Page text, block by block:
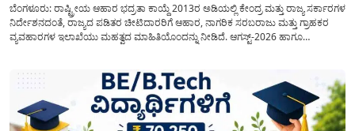
ಬೆಂಗಳೂರು: ರಾಷ್ಟ್ರೀಯ ಆಹಾರ ಭದ್ರತಾ ಕಾಯ್ದೆ 2013ರ ಅಡಿಯಲ್ಲಿ ಕೇಂದ್ರ ಮತ್ತು ರಾಜ್ಯ ಸರ್ಕಾರಗಳ
ನಿರ್ದೇಶನದಂತೆ, ರಾಜ್ಯದ ಪಡಿತರ ಚೀಟಿದಾರರಿಗೆ ಆಹಾರ, ನಾಗರಿಕ ಸರಬರಾಜು ಮತ್ತು ಗ್ರಾಹಕರ
ವ್ಯವಹಾರಗಳ ಇಲಾಖೆಯು ಮಹತ್ವದ ಮಾಹಿತಿಯೊಂದನ್ನು ನೀಡಿದೆ. ಆಗಸ್ಟ್-2026 ಹಾಗೂ